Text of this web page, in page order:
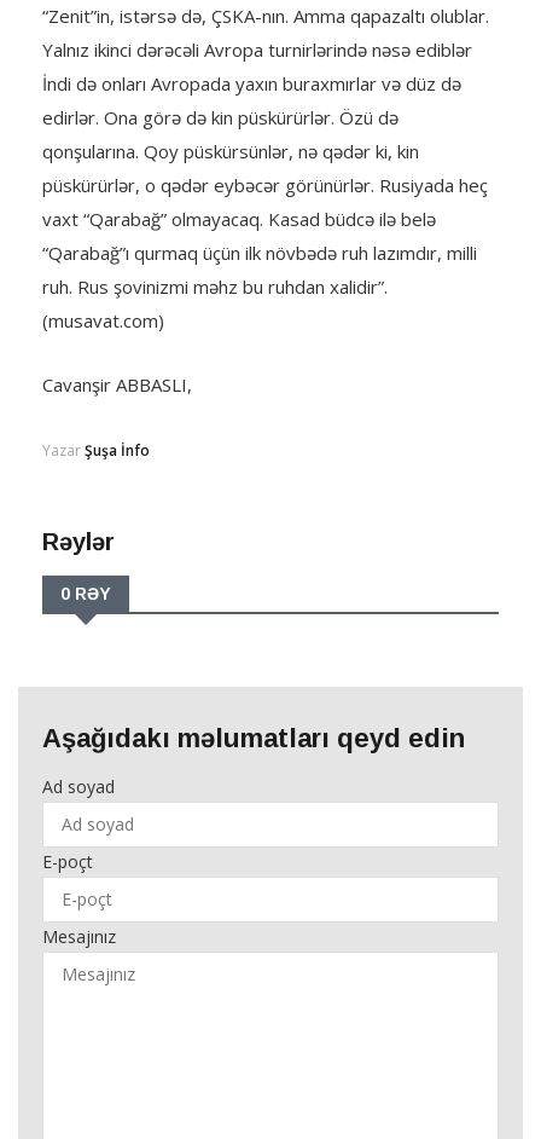
“Zenit”in, istərsə də, ÇSKA-nın. Amma qapazaltı olublar.
Yalnız ikinci dərəcəli Avropa turnirlərində nəsə ediblər
İndi də onları Avropada yaxın buraxmırlar və düz də
edirlər. Ona görə də kin püskürürlər. Özü də
qonşularına. Qoy püskürsünlər, nə qədər ki, kin
püskürürlər, o qədər eybəcər görünürlər. Rusiyada heç
vaxt “Qarabağ” olmayacaq. Kasad büdcə ilə belə
“Qarabağ”ı qurmaq üçün ilk növbədə ruh lazımdır, milli
ruh. Rus şovinizmi məhz bu ruhdan xalidir”.
(musavat.com)
Cavanşir ABBASLI,
YazarŞuşa İnfo
Rəylər
0 RƏY
Aşağıdakı məlumatları qeyd edin
Ad soyad
E-poçt
Mesajınız